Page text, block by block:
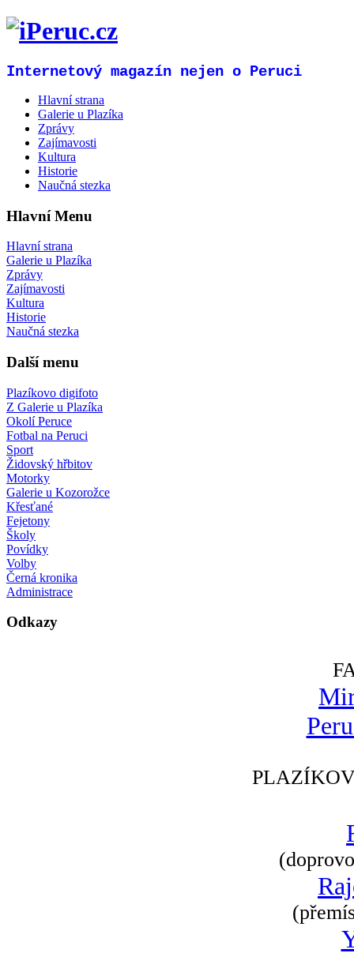
Internetový magazín nejen o Peruci
Hlavní strana
Galerie u Plazíka
Zprávy
Zajímavosti
Kultura
Historie
Naučná stezka
Hlavní Menu
Hlavní strana
Galerie u Plazíka
Zprávy
Zajímavosti
Kultura
Historie
Naučná stezka
Další menu
Plazíkovo digifoto
Z Galerie u Plazíka
Okolí Peruce
Fotbal na Peruci
Sport
Židovský hřbitov
Motorky
Galerie u Kozorožce
Křesťané
Fejetony
Školy
Povídky
Volby
Černá kronika
Administrace
Odkazy